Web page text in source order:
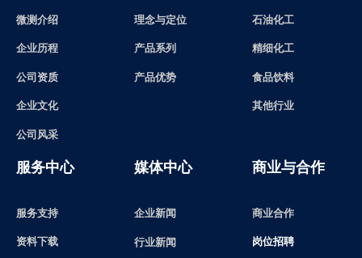
微测介绍
企业历程
公司资质
企业文化
公司风采
理念与定位
产品系列
产品优势
石油化工
精细化工
食品饮料
其他行业
服务中心
服务支持
资料下载
媒体中心
企业新闻
行业新闻
商业与合作
商业合作
岗位招聘